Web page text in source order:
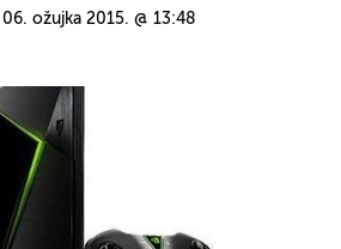
06. ožujka 2015. @ 13:48